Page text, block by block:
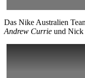
Das Nike Australien
Andrew Currie und Nick